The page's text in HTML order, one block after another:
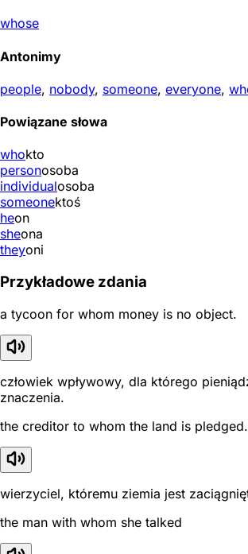
whose
Antonimy
people, nobody, someone, everyone,
Powiązane słowa
whokto
personosoba
individualosoba
someonektoś
heon
sheona
theyoni
Przykładowe zdania
a tycoon for whom money is no object.
człowiek wpływowy, dla którego
znaczenia.
the creditor to whom the land is pledged.
wierzyciel, któremu ziemia jest
the man with whom she talked